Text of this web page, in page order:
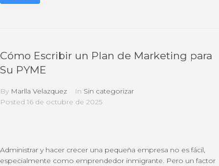
Cómo Escribir un Plan de Marketing para
Su PYME
By Marlla Velazquez In Sin categorizar
Posted 16 de octubre de 2025
Administrar y hacer crecer una pequeña empresa no es fácil,
especialmente como emprendedor inmigrante. Pero un factor